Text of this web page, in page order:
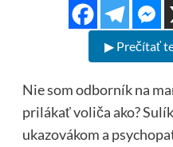
▶ Prečítať
Nie som odborník na
prilákať voliča ako?
ukazovákom a